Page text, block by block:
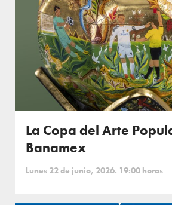
La Copa del Arte
Banamex
Lunes 22 de junio, 2026. 19:00 horas